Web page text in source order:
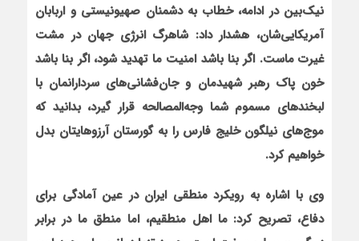
نیک‌بین در ادامه، خطاب به دشمنان صهیونیستی و اربابان
آمریکایی‌شان، هشدار داد: شاهرگ انرژی جهان در مشت
غیرت ماست. اگر بنا باشد امنیت ما تهدید شود، اگر بنا باشد
خون پاک رهبر شهیدمان و جان‌فشانی‌های سردارانمان با
لبخندهای مسموم شما وجه‌المصالحه قرار گیرد، بدانید که
موج‌های نیلگون خلیج فارس را به گورستان آرزوهایتان بدل
خواهیم کرد.
وی با اشاره به رویکرد منطقی ایران در عین آمادگی برای
دفاع، تصریح کرد: ما اهل منطقیم، اما منطق ما در برابر